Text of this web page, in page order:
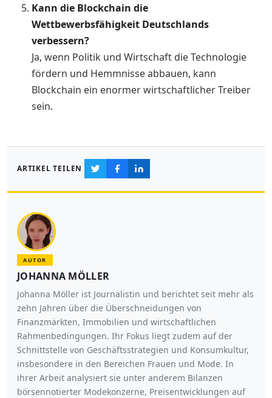
Kann die Blockchain die
Wettbewerbsfähigkeit Deutschlands
verbessern?
Ja, wenn Politik und Wirtschaft die Technologie
fördern und Hemmnisse abbauen, kann
Blockchain ein enormer wirtschaftlicher Treiber
sein.
ARTIKEL TEILEN
AUTOR
JOHANNA MÖLLER
Johanna Möller ist Journalistin und berichtet seit mehr als
zehn Jahren über die Überschneidungen von
Finanzmärkten, Immobilien und wirtschaftlichen
Rahmenbedingungen. Ihr Fokus liegt zudem auf der
Schnittstelle von Geschäftsstrategien und Konsumkultur,
insbesondere in den Bereichen Frauen und Mode. In
ihrer Arbeit analysiert sie unter anderem Bilanzen
börsennotierter Modekonzerne, Preisentwicklungen auf